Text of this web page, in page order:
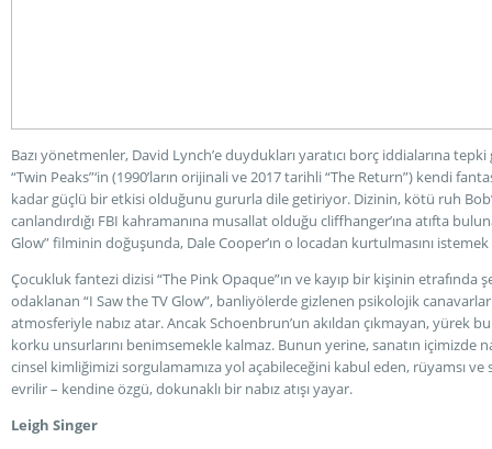
Bazı yönetmenler, David Lynch’e duydukları yaratıcı borç iddialarına
“Twin Peaks”‘in (1990’ların orijinali ve 2017 tarihli “The Return”) kendi
kadar güçlü bir etkisi olduğunu gururla dile getiriyor. Dizinin, kötü ruh
canlandırdığı FBI kahramanına musallat olduğu cliffhanger’ına atıfta
Glow” filminin doğuşunda, Dale Cooper’ın o locadan kurtulmasını istemek
Çocukluk fantezi dizisi “The Pink Opaque”ın ve kayıp bir kişinin etrafında
odaklanan “I Saw the TV Glow”, banliyölerde gizlenen psikolojik
atmosferiyle nabız atar. Ancak Schoenbrun’un akıldan çıkmayan, yürek
korku unsurlarını benimsemekle kalmaz. Bunun yerine, sanatın içimizde
cinsel kimliğimizi sorgulamamıza yol açabileceğini kabul eden, rüyamsı
evrilir – kendine özgü, dokunaklı bir nabız atışı yayar.
Leigh Singer